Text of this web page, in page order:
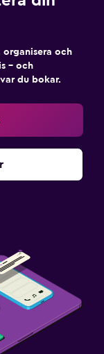
och
– och
du bokar.